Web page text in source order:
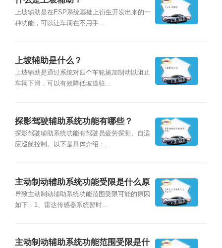
上坡辅助是在ESP系统基础上衍生开发出来的一
种功能，可以让车辆在不用手...
上坡辅助是什么？
上坡辅助是通过系统对四个车轮施加制动以阻止
车辆下滑，可以有效降低坡道驻...
探影驾驶辅助系统功能有哪些？
探影驾驶辅助系统功能有驾驶员疲劳探测、自适
应巡航控制。以下是具体介绍：...
主动制动辅助系统功能受限是什么原
因？
导致主动制动辅助系统功能范围受限可能的原因
如下：1、雷达传感器系统暂时...
主动制动辅助系统功能范围受限是什